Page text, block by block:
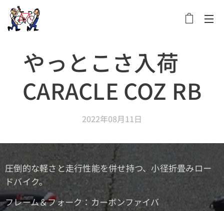
やっとこさ入荷
CARACLE COZ RB
2022年08月11日
圧倒的な軽さと走行性能を併せ持つ、小径折畳みロー
ドバイク。
フレーム＆フォーク：カーボンファイバ